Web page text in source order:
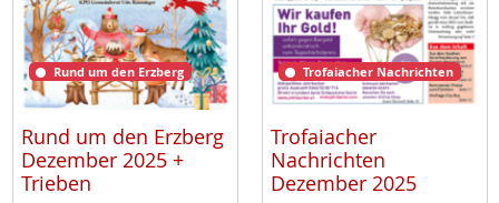
Rund um den Erzberg
Rund um den Erzberg
Dezember 2025 +
Trieben
Trofaiacher Nachrichten
Trofaiacher
Nachrichten
Dezember 2025